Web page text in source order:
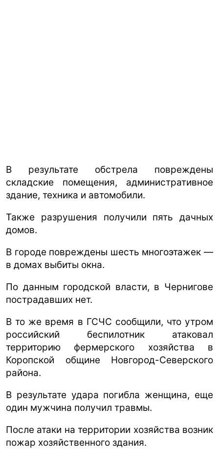
В результате обстрела повреждены
складские помещения, административное
здание, техника и автомобили.
Также разрушения получили пять дачных
домов.
В городе повреждены шесть многоэтажек —
в домах выбиты окна.
По данным городской власти, в Чернигове
пострадавших нет.
В то же время в ГСЧС сообщили, что утром
российский беспилотник атаковал
территорию фермерского хозяйства в
Коропской общине Новгород-Северского
района.
В результате удара погибла женщина, еще
один мужчина получил травмы.
После атаки на территории хозяйства возник
пожар хозяйственного здания.